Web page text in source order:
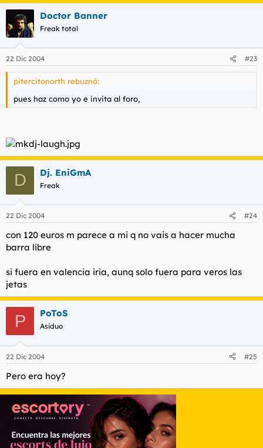
Doctor Banner
Freak total
22 Dic 2004 #23
pitercitonorth rebuznó:
pues haz como yo e invita al foro,
D Dj. EniGmA
Freak
22 Dic 2004 #24
con 120 euros m parece a mi q no vais a hacer mucha
barra libre
si fuera en valencia iria, aunq solo fuera para veros las
jetas
P PoToS
Asiduo
22 Dic 2004 #25
Pero era hoy?